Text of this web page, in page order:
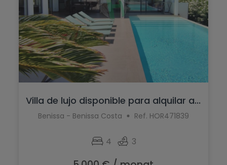
Villa de lujo disponible para alquilar a...
Benissa - Benissa Costa Ref. HOR471839
4 3